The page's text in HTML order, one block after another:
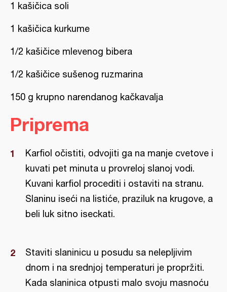
1 kašičica soli
1 kašičica kurkume
1/2 kašičice mlevenog bibera
1/2 kašičice sušenog ruzmarina
150 g krupno narendanog kačkavalja
Priprema
Karfiol očistiti, odvojiti ga na manje cvetove i
kuvati pet minuta u provreloj slanoj vodi.
Kuvani karfiol procediti i ostaviti na stranu.
Slaninu iseći na listiće, praziluk na krugove, a
beli luk sitno iseckati.
Staviti slaninicu u posudu sa nelepljivim
dnom i na srednjoj temperaturi je propržiti.
Kada slaninica otpusti malo svoju masnoću